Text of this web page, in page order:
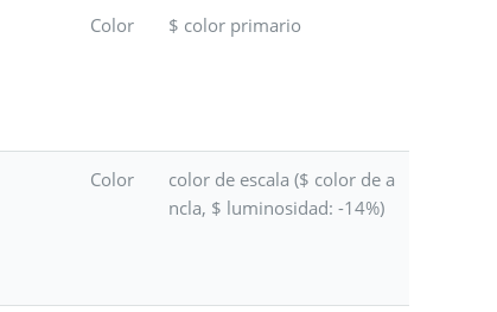
Color $ color primario
Color
color de escala ($ color de a
ncla, $ luminosidad: -14%)